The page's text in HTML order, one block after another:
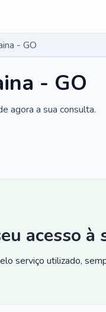
- GO
- GO
agora a sua consulta.
acesso à
serviço utilizado,